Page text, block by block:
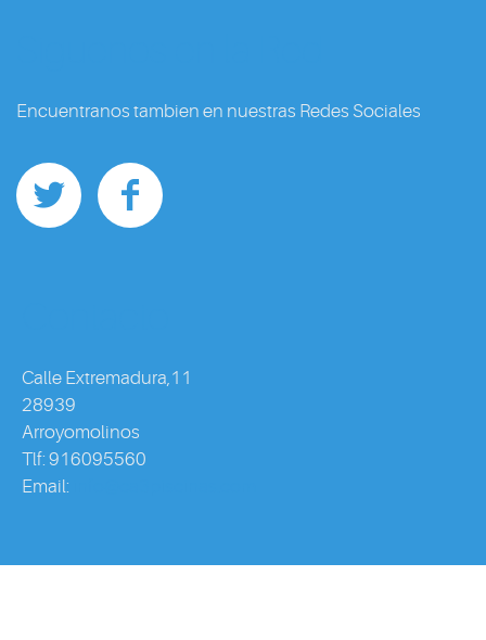
Encuentranos tambien en nuestras Redes Sociales
Calle Extremadura,11
28939
Arroyomolinos
Tlf: 916095560
Email: